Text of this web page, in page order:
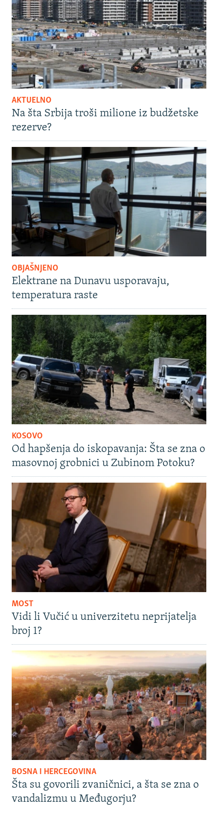
AKTUELNO
Na šta Srbija troši milione iz budžetske
rezerve?
OBJAŠNJENO
Elektrane na Dunavu usporavaju,
temperatura raste
KOSOVO
Od hapšenja do iskopavanja: Šta se zna o
masovnoj grobnici u Zubinom Potoku?
MOST
Vidi li Vučić u univerzitetu neprijatelja
broj 1?
BOSNA I HERCEGOVINA
Šta su govorili zvaničnici, a šta se zna o
vandalizmu u Međugorju?